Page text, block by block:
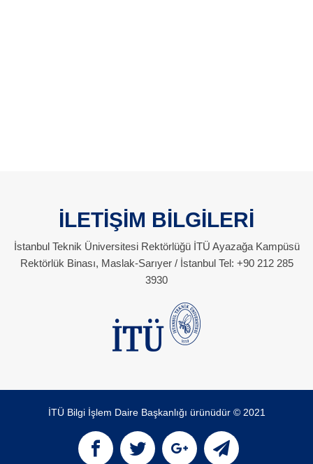
İLETİŞİM BİLGİLERİ
İstanbul Teknik Üniversitesi Rektörlüğü İTÜ Ayazağa Kampüsü
Rektörlük Binası, Maslak-Sarıyer / İstanbul Tel: +90 212 285
3930
İTÜ Bilgi İşlem Daire Başkanlığı ürünüdür © 2021